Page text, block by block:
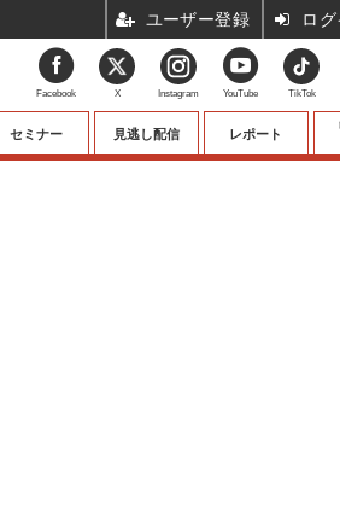
セミナー 見逃し配信 レポート
Facebook X Instagram YouTube TikTok
ユーザー登録 ロ